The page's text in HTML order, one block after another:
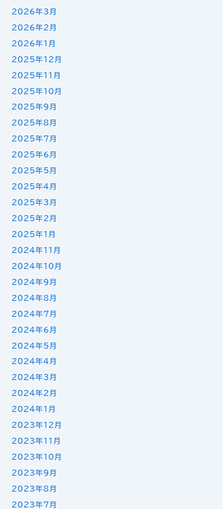
2026年3月
2026年2月
2026年1月
2025年12月
2025年11月
2025年10月
2025年9月
2025年8月
2025年7月
2025年6月
2025年5月
2025年4月
2025年3月
2025年2月
2025年1月
2024年11月
2024年10月
2024年9月
2024年8月
2024年7月
2024年6月
2024年5月
2024年4月
2024年3月
2024年2月
2024年1月
2023年12月
2023年11月
2023年10月
2023年9月
2023年8月
2023年7月